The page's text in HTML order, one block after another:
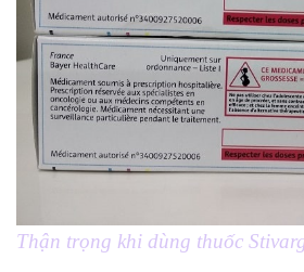
Thận trọng khi dùng thuốc